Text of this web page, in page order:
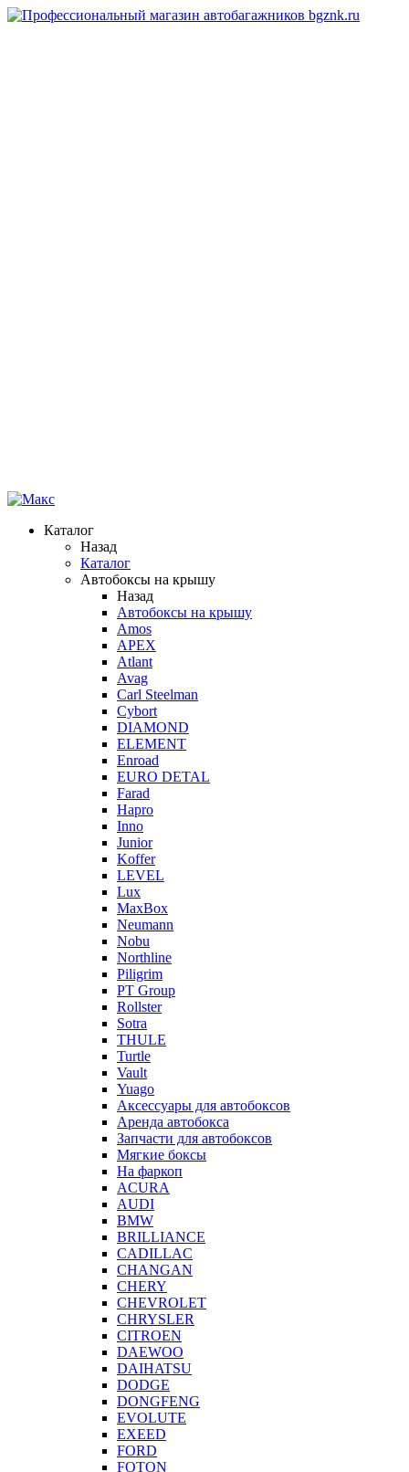
Каталог
Назад
Каталог
Автобоксы на крышу
Назад
Автобоксы на крышу
Amos
APEX
Atlant
Avag
Carl Steelman
Cybort
DIAMOND
ELEMENT
Enroad
EURO DETAL
Farad
Hapro
Inno
Junior
Koffer
LEVEL
Lux
MaxBox
Neumann
Nobu
Northline
Piligrim
PT Group
Rollster
Sotra
THULE
Turtle
Vault
Yuago
Аксессуары для автобоксов
Аренда автобокса
Запчасти для автобоксов
Мягкие боксы
На фаркоп
ACURA
AUDI
BMW
BRILLIANCE
CADILLAC
CHANGAN
CHERY
CHEVROLET
CHRYSLER
CITROEN
DAEWOO
DAIHATSU
DODGE
DONGFENG
EVOLUTE
EXEED
FORD
FOTON